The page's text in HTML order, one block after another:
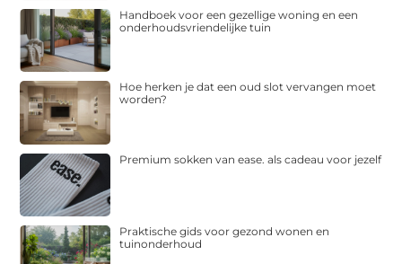
Handboek voor een gezellige woning en een
onderhoudsvriendelijke tuin
Hoe herken je dat een oud slot vervangen moet
worden?
Premium sokken van ease. als cadeau voor jezelf
Praktische gids voor gezond wonen en
tuinonderhoud